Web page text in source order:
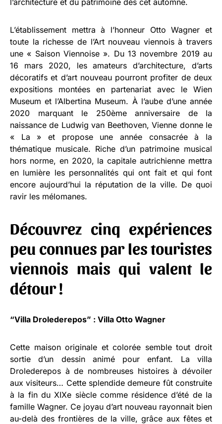
l’architecture et du patrimoine dès cet automne.
L’établissement mettra à l’honneur Otto Wagner et
toute la richesse de l’Art nouveau viennois à travers
une « Saison Viennoise ». Du 13 novembre 2019 au
16 mars 2020, les amateurs d’architecture, d’arts
décoratifs et d’art nouveau pourront profiter de deux
expositions montées en partenariat avec le Wien
Museum et l’Albertina Museum. À l’aube d’une année
2020 marquant le 250ème anniversaire de la
naissance de Ludwig van Beethoven, Vienne donne le
« La » et propose une année consacrée à la
thématique musicale. Riche d’un patrimoine musical
hors norme, en 2020, la capitale autrichienne mettra
en lumière les personnalités qui ont fait et qui font
encore aujourd’hui la réputation de la ville. De quoi
ravir les mélomanes.
Découvrez cinq expériences
peu connues par les touristes
viennois mais qui valent le
détour !
“Villa Drolederepos” : Villa Otto Wagner
Cette maison originale et colorée semble tout droit
sortie d’un dessin animé pour enfant. La villa
Drolederepos à de nombreuses histoires à dévoiler
aux visiteurs… Cette splendide demeure fût construite
à la fin du XIXe siècle comme résidence d’été de la
famille Wagner. Ce joyau d’art nouveau rayonnait bien
au-delà des frontières de la ville, grâce aux fêtes et